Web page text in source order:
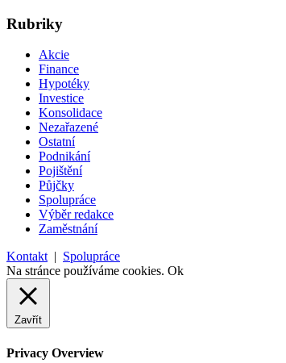
Rubriky
Akcie
Finance
Hypotéky
Investice
Konsolidace
Nezařazené
Ostatní
Podnikání
Pojištění
Půjčky
Spolupráce
Výběr redakce
Zaměstnání
Kontakt | Spolupráce
Na stránce používáme cookies. Ok
Zavřít
Privacy Overview